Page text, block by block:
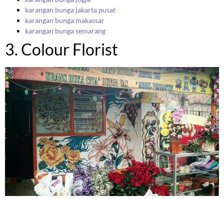
karangan bunga jakarta pusat
karangan bunga makassar
karangan bunga semarang
3. Colour Florist